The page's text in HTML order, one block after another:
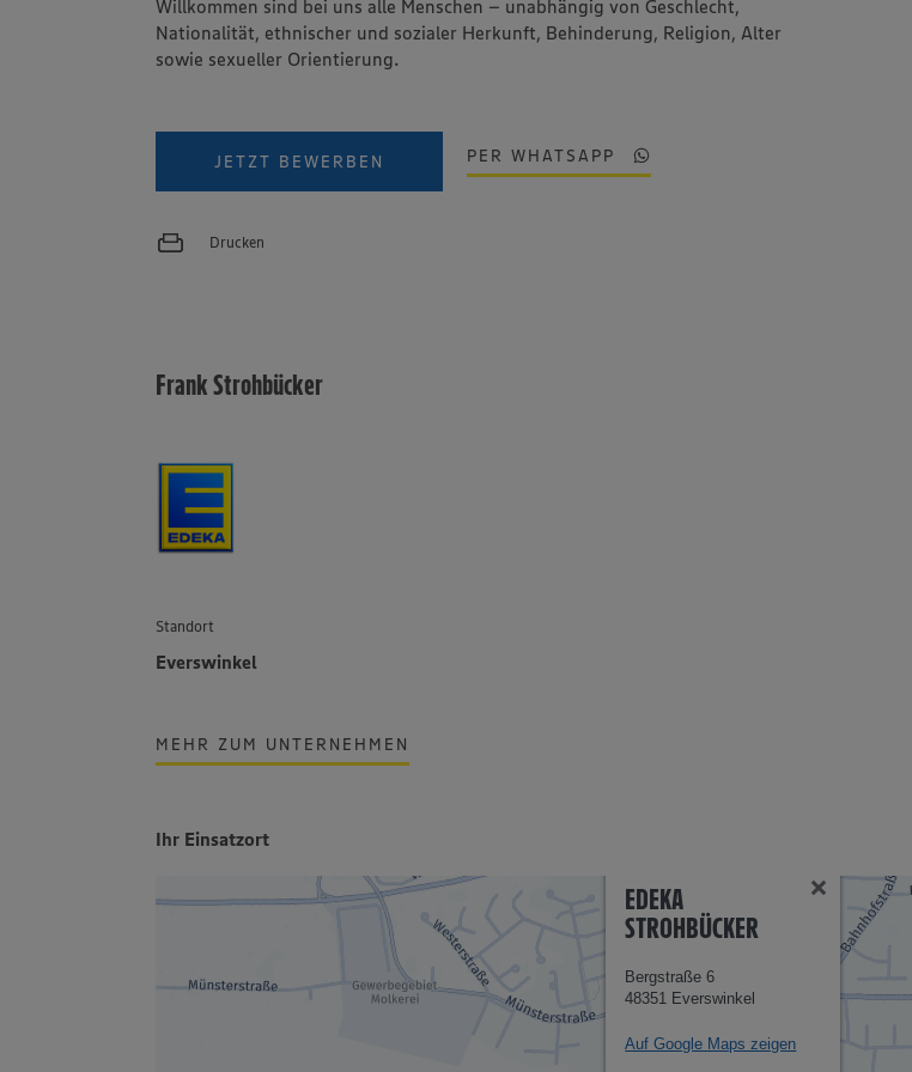
Willkommen sind bei uns alle Menschen – unabhängig von Geschlecht,
Nationalität, ethnischer und sozialer Herkunft, Behinderung, Religion, Alter
sowie sexueller Orientierung.
JETZT BEWERBEN PER WHATSAPP
Drucken
Frank Strohbücker
Standort
Everswinkel
MEHR ZUM UNTERNEHMEN
Ihr Einsatzort
EDEKA
STROHBÜCKER
Bergstraße 6
48351 Everswinkel
Auf Google Maps zeigen